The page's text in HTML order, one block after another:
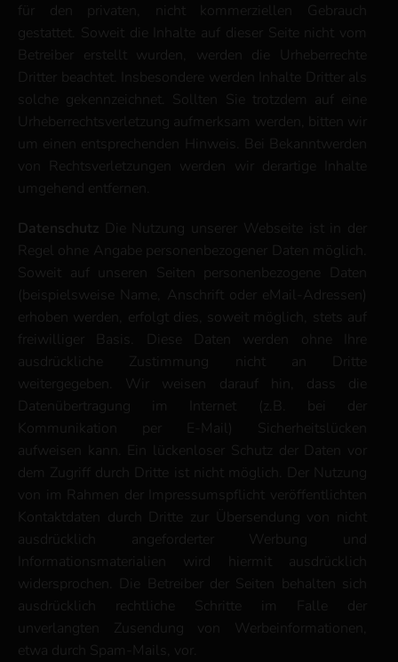
für den privaten, nicht kommerziellen Gebrauch
gestattet. Soweit die Inhalte auf dieser Seite nicht vom
Betreiber erstellt wurden, werden die Urheberrechte
Dritter beachtet. Insbesondere werden Inhalte Dritter als
solche gekennzeichnet. Sollten Sie trotzdem auf eine
Urheberrechtsverletzung aufmerksam werden, bitten wir
um einen entsprechenden Hinweis. Bei Bekanntwerden
von Rechtsverletzungen werden wir derartige Inhalte
umgehend entfernen.
Datenschutz Die Nutzung unserer Webseite ist in der
Regel ohne Angabe personenbezogener Daten möglich.
Soweit auf unseren Seiten personenbezogene Daten
(beispielsweise Name, Anschrift oder eMail-Adressen)
erhoben werden, erfolgt dies, soweit möglich, stets auf
freiwilliger Basis. Diese Daten werden ohne Ihre
ausdrückliche Zustimmung nicht an Dritte
weitergegeben. Wir weisen darauf hin, dass die
Datenübertragung im Internet (z.B. bei der
Kommunikation per E-Mail) Sicherheitslücken
aufweisen kann. Ein lückenloser Schutz der Daten vor
dem Zugriff durch Dritte ist nicht möglich. Der Nutzung
von im Rahmen der Impressumspflicht veröffentlichten
Kontaktdaten durch Dritte zur Übersendung von nicht
ausdrücklich angeforderter Werbung und
Informationsmaterialien wird hiermit ausdrücklich
widersprochen. Die Betreiber der Seiten behalten sich
ausdrücklich rechtliche Schritte im Falle der
unverlangten Zusendung von Werbeinformationen,
etwa durch Spam-Mails, vor.